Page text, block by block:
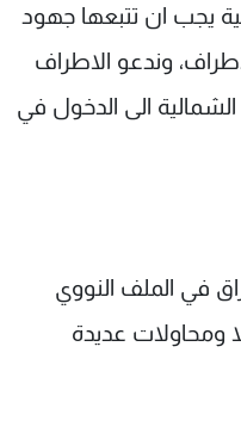
يجب ان تتبعها جهود
وندعو الاطراف
الشمالية الى الدخول في
في الملف النووي
ومحاولات عديدة